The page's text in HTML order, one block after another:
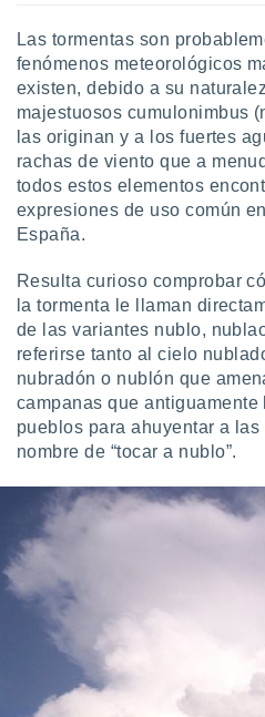
Las tormentas son
fenómenos meteorológicos
existen, debido a su
majestuosos cumulonimbus
las originan y a los fuertes
rachas de viento que a
todos estos elementos
expresiones de uso común
España.
Resulta curioso comprobar
la tormenta le llaman
de las variantes nublo,
referirse tanto al cielo
nubradón o nublón que
campanas que
pueblos para ahuyentar a las
nombre de “tocar a nublo”.